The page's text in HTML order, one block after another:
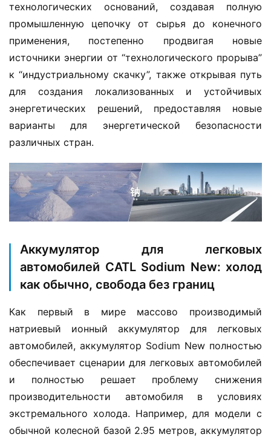
технологических оснований, создавая полную
промышленную цепочку от сырья до конечного
применения, постепенно продвигая новые
источники энергии от “технологического прорыва”
к “индустриальному скачку”, также открывая путь
для создания локализованных и устойчивых
энергетических решений, предоставляя новые
варианты для энергетической безопасности
различных стран.
Аккумулятор для легковых
автомобилей CATL Sodium New: холод
как обычно, свобода без границ
Как первый в мире массово производимый
натриевый ионный аккумулятор для легковых
автомобилей, аккумулятор Sodium New полностью
обеспечивает сценарии для легковых автомобилей
и полностью решает проблему снижения
производительности автомобиля в условиях
экстремального холода. Например, для модели с
обычной колесной базой 2.95 метров, аккумулятор